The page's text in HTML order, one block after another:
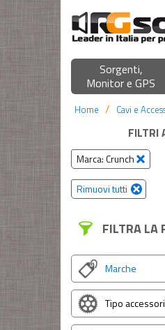
Sorgenti,
Monitor e GPS
Home Cavi e
FILTRI
Marca: Crunch
Rimuovi tutti
FILTRA LA
Marche
Tipo